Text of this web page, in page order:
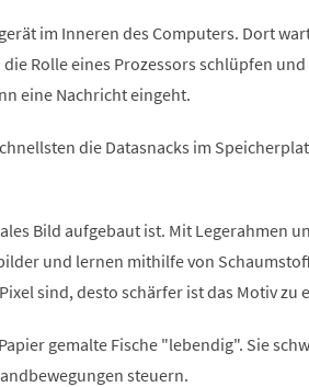
im Inneren des Computers. Dort
Rolle eines Prozessors schlüpfen und
eine Nachricht eingeht.
die Datasnacks im
Bild aufgebaut ist. Mit Legerahmen
und lernen mithilfe von
sind, desto schärfer ist das Motiv zu
gemalte Fische "lebendig". Sie
steuern.